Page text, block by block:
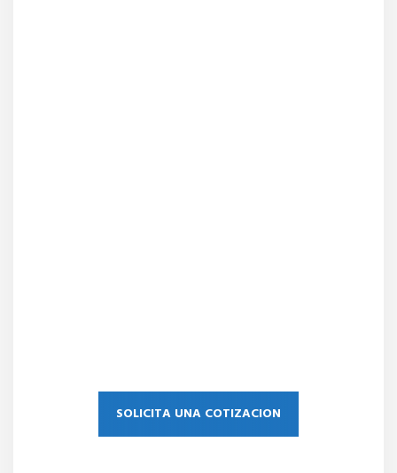
SOLICITA UNA COTIZACION